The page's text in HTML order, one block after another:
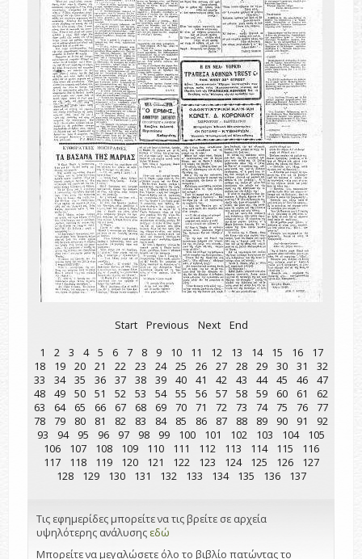
Start Previous Next
End
1
2 3 4 5 6 7 8 9 10 11 12 13 14 15 16
17
18
19 20 21 22 23 24 25 26 27 28 29 30 31
32
33
34 35 36 37 38 39 40 41 42 43 44 45 46
47
48
49 50 51 52 53 54 55 56 57 58 59 60 61
62
63
64 65 66 67 68 69 70 71 72 73 74 75 76
77
78
79 80 81 82 83 84 85 86 87 88 89 90 91
92
93
94 95 96 97 98 99 100 101 102 103 104
105
106
107 108 109 110 111 112 113 114 115
116
117
118 119 120 121 122 123 124 125 126
127
128
129 130 131 132 133 134 135 136 137
Τις εφημερίδες μπορείτε να τις βρείτε σε αρχεία
υψηλότερης ανάλυσης εδώ
Μπορείτε να μεγαλώσετε όλο το βιβλίο πατώντας το